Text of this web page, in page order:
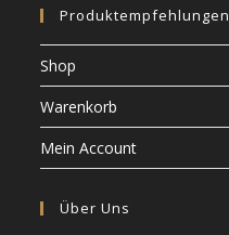
Produktempfehlungen
Shop
Warenkorb
Mein Account
Über Uns